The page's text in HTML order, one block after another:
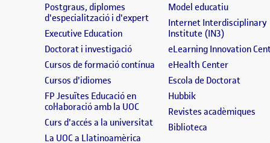
Postgraus, diplomes
d'especialització i d'expert(s'obre en una finestra nova)
Executive Education(s'obre en una finestra nova)
Doctorat i investigació(s'obre en una finestra nova)
Cursos de formació contínua (s'obre en una finestra nova)
Cursos d'idiomes (s'obre en una finestra nova)
FP Jesuïtes Educació en
col·laboració amb la UOC(s'obre en una finestra nova)
Curs d'accés a la universitat(s'obre en una finestra nova)
La UOC a Llatinoamèrica
Model educatiu(s'obre en
Internet Interdisciplinary
Institute (IN3)(s'obre en
eLearning Innovation
eHealth Center(s'obre en
Escola de Doctorat(s'obre
Hubbik(s'obre en una
Revistes acadèmiques
Biblioteca(s'obre en una